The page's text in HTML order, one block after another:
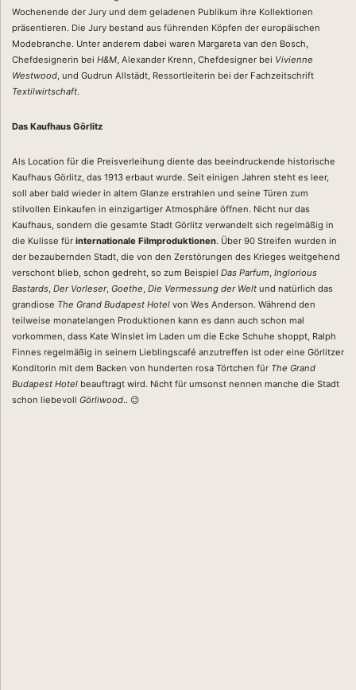
Wochenende der Jury und dem geladenen Publikum ihre Kollektionen
präsentieren. Die Jury bestand aus führenden Köpfen der europäischen
Modebranche. Unter anderem dabei waren Margareta van den Bosch,
Chefdesignerin bei H&M, Alexander Krenn, Chefdesigner bei Vivienne
Westwood, und Gudrun Allstädt, Ressortleiterin bei der Fachzeitschrift
Textilwirtschaft.
Das Kaufhaus Görlitz
Als Location für die Preisverleihung diente das beeindruckende historische
Kaufhaus Görlitz, das 1913 erbaut wurde. Seit einigen Jahren steht es leer,
soll aber bald wieder in altem Glanze erstrahlen und seine Türen zum
stilvollen Einkaufen in einzigartiger Atmosphäre öffnen. Nicht nur das
Kaufhaus, sondern die gesamte Stadt Görlitz verwandelt sich regelmäßig in
die Kulisse für internationale Filmproduktionen. Über 90 Streifen wurden in
der bezaubernden Stadt, die von den Zerstörungen des Krieges weitgehend
verschont blieb, schon gedreht, so zum Beispiel Das Parfum, Inglorious
Bastards, Der Vorleser, Goethe, Die Vermessung der Welt und natürlich das
grandiose The Grand Budapest Hotel von Wes Anderson. Während den
teilweise monatelangen Produktionen kann es dann auch schon mal
vorkommen, dass Kate Winslet im Laden um die Ecke Schuhe shoppt, Ralph
Finnes regelmäßig in seinem Lieblingscafé anzutreffen ist oder eine Görlitzer
Konditorin mit dem Backen von hunderten rosa Törtchen für The Grand
Budapest Hotel beauftragt wird. Nicht für umsonst nennen manche die Stadt
schon liebevoll Görliwood.. 😉